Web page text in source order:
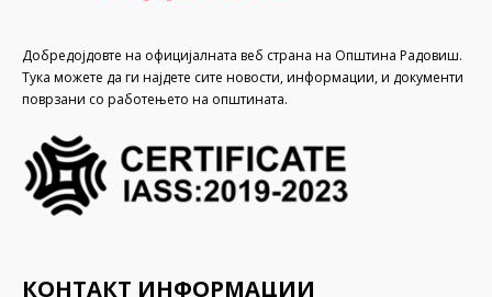
Добредојдовте на официјалната веб страна на Општина Радовиш.
Тука можете да ги најдете сите новости, информации, и документи
поврзани со работењето на општината.
КОНТАКТ ИНФОРМАЦИИ